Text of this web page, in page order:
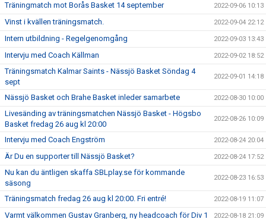
Träningmatch mot Borås Basket 14 september 2022-09-06 10:13
Vinst i kvällen träningsmatch. 2022-09-04 22:12
Intern utbildning - Regelgenomgång 2022-09-03 13:43
Intervju med Coach Källman 2022-09-02 18:52
Träningsmatch Kalmar Saints - Nässjö Basket Söndag 4
sept
2022-09-01 14:18
Nässjö Basket och Brahe Basket inleder samarbete 2022-08-30 10:00
Livesänding av träningsmatchen Nässjö Basket - Högsbo
Basket fredag 26 aug kl 20:00
2022-08-26 10:09
Intervju med Coach Engström 2022-08-24 20:04
Är Du en supporter till Nässjö Basket? 2022-08-24 17:52
Nu kan du äntligen skaffa SBLplay.se för kommande
säsong
2022-08-23 16:53
Träningsmatch fredag 26 aug kl 20:00. Fri entré! 2022-08-19 11:07
Varmt välkommen Gustav Granberg, ny headcoach för Div 1 2022-08-18 21:09